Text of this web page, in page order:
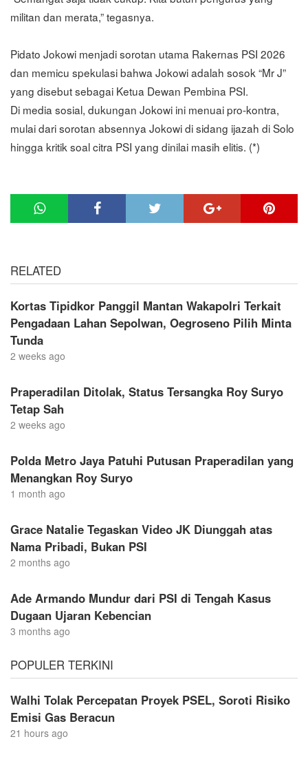
militan dan merata,” tegasnya.
Pidato Jokowi menjadi sorotan utama Rakernas PSI 2026
dan memicu spekulasi bahwa Jokowi adalah sosok “Mr J”
yang disebut sebagai Ketua Dewan Pembina PSI.
Di media sosial, dukungan Jokowi ini menuai pro-kontra,
mulai dari sorotan absennya Jokowi di sidang ijazah di Solo
hingga kritik soal citra PSI yang dinilai masih elitis. (*)
RELATED
Kortas Tipidkor Panggil Mantan Wakapolri Terkait
Pengadaan Lahan Sepolwan, Oegroseno Pilih Minta
Tunda
2 weeks ago
Praperadilan Ditolak, Status Tersangka Roy Suryo
Tetap Sah
2 weeks ago
Polda Metro Jaya Patuhi Putusan Praperadilan yang
Menangkan Roy Suryo
1 month ago
Grace Natalie Tegaskan Video JK Diunggah atas
Nama Pribadi, Bukan PSI
2 months ago
Ade Armando Mundur dari PSI di Tengah Kasus
Dugaan Ujaran Kebencian
3 months ago
POPULER TERKINI
Walhi Tolak Percepatan Proyek PSEL, Soroti Risiko
Emisi Gas Beracun
21 hours ago